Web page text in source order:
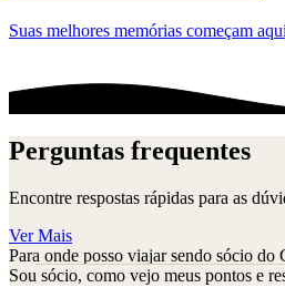
Suas melhores memórias começam
Perguntas frequentes
Encontre respostas rápidas para as
Ver Mais
Para onde posso viajar sendo sócio do
Sou sócio, como vejo meus pontos e